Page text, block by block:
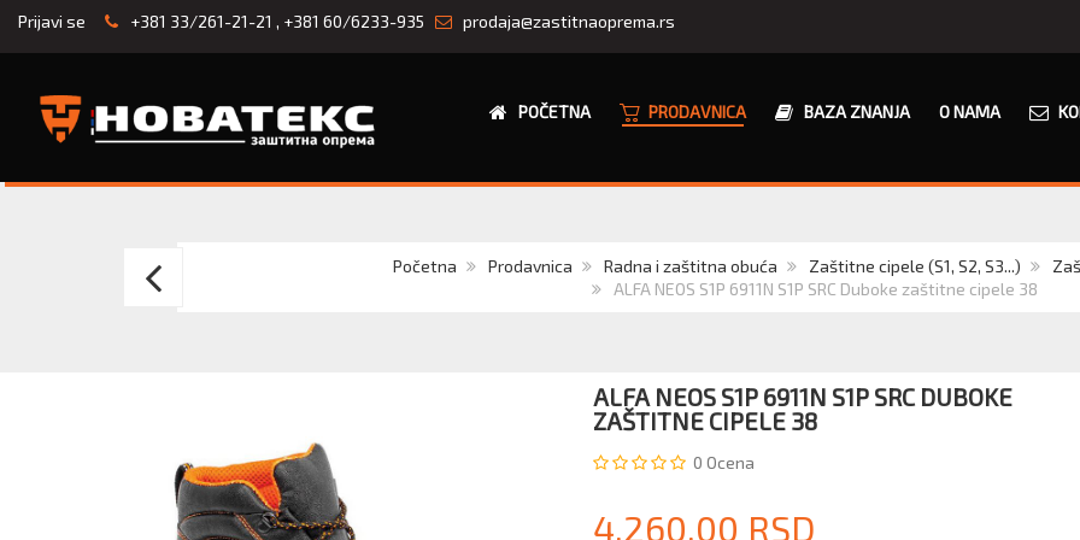
Prijavi se +381 33/261-21-21 , +381 60/6233-935 prodaja@zastitnaoprema.rs
POČETNA PRODAVNICA BAZA ZNANJA O NAMA
Početna Prodavnica Radna i zaštitna obuća Zaštitne cipele (S1, S2, S3...)
ALFA NEOS S1P 6911N S1P SRC Duboke zaštitne cipele 38
CANIS
MARBLE
S3
ALFA NEOS S1P 6911N S1P SRC DUBOKE
ZAŠTITNE CIPELE 38
0 Ocena
4.260,00 RSD